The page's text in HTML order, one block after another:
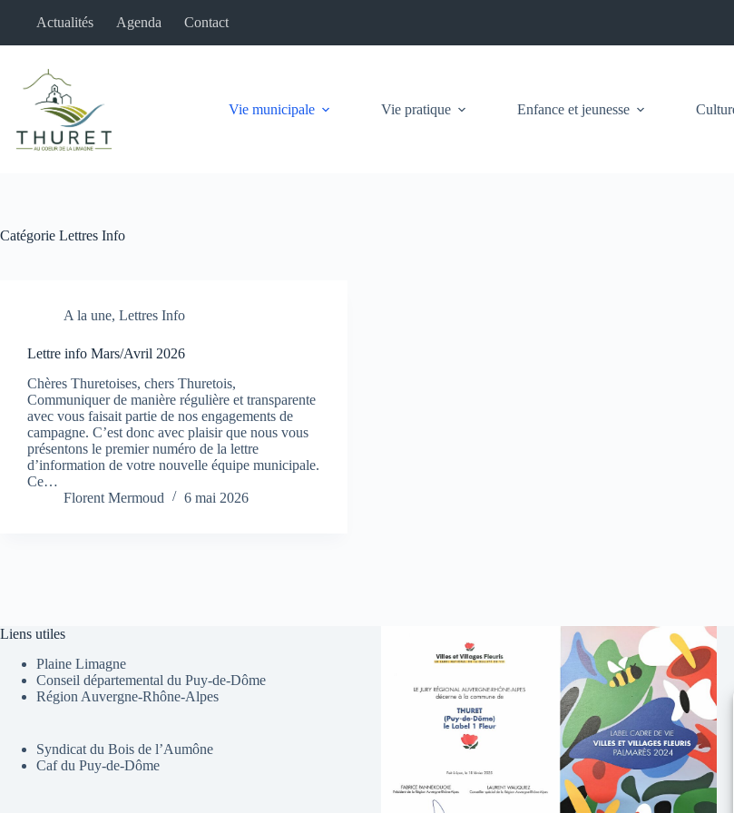
Actualités Agenda Contact
Vie municipale Vie pratique Enfance et jeunesse
Catégorie Lettres Info
A la une, Lettres Info
Lettre info Mars/Avril 2026
Chères Thuretoises, chers Thuretois,
Communiquer de manière régulière et transparente
avec vous faisait partie de nos engagements de
campagne. C’est donc avec plaisir que nous vous
présentons le premier numéro de la lettre
d’information de votre nouvelle équipe municipale.
Ce…
Florent Mermoud
6 mai 2026
Liens utiles
Plaine Limagne
Conseil départemental du Puy-de-Dôme
Région Auvergne-Rhône-Alpes
Syndicat du Bois de l’Aumône
Caf du Puy-de-Dôme